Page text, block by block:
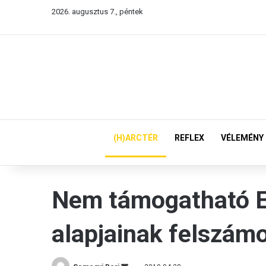
2026. augusztus 7., péntek
(H)ARCTÉR REFLEX VÉLEMÉNY
Nem támogatható
alapjainak